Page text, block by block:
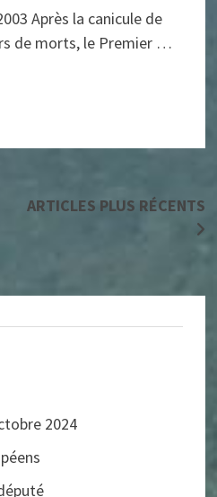
Après la canicule de
de morts, le Premier …
ARTICLES PLUS RÉCENTS
2024